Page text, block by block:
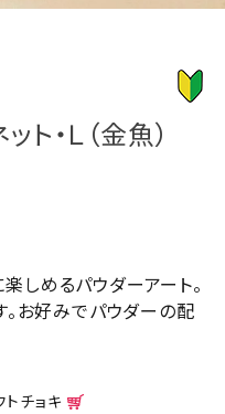
・Ｌ（金魚）
しめるパウダーアート。
。お好みでパウダーの配
チョキ